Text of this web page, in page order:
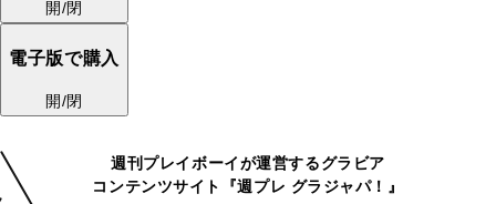
開/閉
電子版で購入
開/閉
週刊プレイボーイが運営するグラビア
コンテンツサイト『週プレ グラジャパ！』